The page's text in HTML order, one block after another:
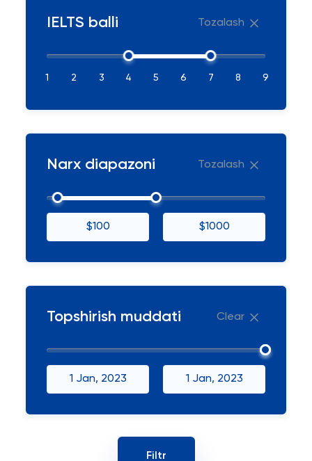
IELTS balli Tozalash
1 2 3 4 5 6 7 8 9
Narx diapazoni Tozalash
$100 $1000
Topshirish muddati Clear
1 Jan, 2023 1 Jan, 2023